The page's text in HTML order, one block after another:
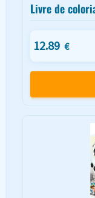
Livre de
12.89 €